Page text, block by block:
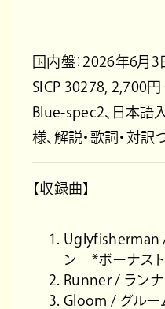
国内盤：2026年6月3
SICP 30278, 2,700円
Blue-spec2、日本語
様、解説・歌詞・対訳
【収録曲】
Uglyfisherman /
ン *ボーナスト
Runner / ラン
Gloom / グルー